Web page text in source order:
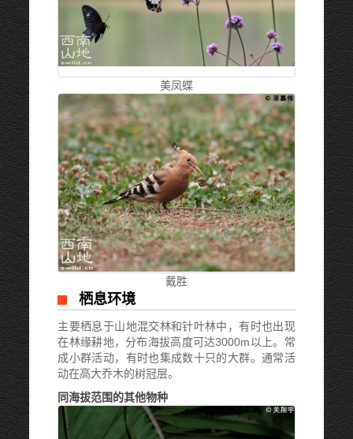
美凤蝶
戴胜
栖息环境
主要栖息于山地混交林和针叶林中，有时也出现
在林缘耕地，分布海拔高度可达3000m以上。常
成小群活动，有时也集成数十只的大群。通常活
动在高大乔木的树冠层。
同海拔范围的其他物种